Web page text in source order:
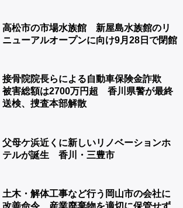
高松市の市場水族館 新屋島水族館のリ
ニューアルオープンに向け9月28日で閉館
接骨院院長らによる自動車保険金詐欺
被害総額は2700万円超 香川県警が最終
送検、捜査本部解散
父母ケ浜近くに新しいリノベーションホ
テルが誕生 香川・三豊市
土木・解体工事など行う岡山市の会社に
改善命令 産業廃棄物を適切に保管せず